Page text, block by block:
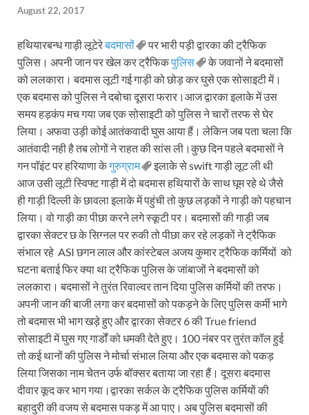
August 22, 2017
हथियारबन्ध गाड़ी लूटेरेबदमासों
पर भारी पड़ी द्वारका की ट्रैफिक
पुलिस। अपनी जान पर खेल कर ट्रैफिकपुलिस
के जवानों ने बदमासों
को ललकारा। बदमास लूटी गई गाड़ी को छोड़ कर घुसे एक सोसाइटी में।
एक बदमास को पुलिस ने दबोचा दूसरा फरार।आज द्वारका इलाके में उस
समय हड़कंप मच गया जब एक सोसाइटी को पुलिस ने चारों तरफ से घेर
लिया। अफवा उड़ी कोई आतंकवादी घुस आया हैं। लेकिन जब पता चला कि
आतंवादी नही है तब लोगों ने राहत की सांस ली।कुछ दिन पहले बदमासों ने
गन पॉइंट पर हरियाणा केगुरुग्राम
इलाके से swift गाड़ी लूट ली थी
आज उसी लूटी स्विफ्ट गाड़ी में दो बदमास हथियारों के साथ घूम रहे थे जैसे
ही गाड़ी दिल्ली के छावला इलाके में पहुंची तो कुछ लड़कों ने गाड़ी को पहचान
लिया। वो गाड़ी का पीछा करने लगे स्कूटी पर। बदमासों की गाड़ी जब
द्वारका सेक्टर छ के सिग्नल पर रुकी तो पीछा कर रहे लड़कों ने ट्रैफिक
संभाल रहे ASI छगन लाल और कांस्टेबल अजय कुमार ट्रैफिक कर्मियों को
घटना बताई फिर क्या था ट्रैफिक पुलिस के जांबाजों ने बदमासों को
ललकारा। बदमासों ने तुरंत रिवाल्वर तान दिया पुलिस कर्मियों की तरफ।
अपनी जान की बाजी लगा कर बदमासों को पकड़ने के लिए पुलिस कर्मी भागे
तो बदमास भी भाग खड़े हुए और द्वारका सेक्टर 6 की True friend
सोसाइटी में घुस गए गार्डों को धमकी देते हुए। 100 नंबर पर तुरंत कॉल हुई
तो कई थानों की पुलिस ने मोर्चा संभाल लिया और एक बदमास को पकड़
लिया जिसका नाम चेतन उर्फ बॉक्सर बताया जा रहा हैं। दूसरा बदमास
दीवार कूद कर भाग गया।द्वारका सर्कल के ट्रैफिक पुलिस कर्मियों की
बहादुरी की वजय से बदमास पकड़ में आ पाए। अब पुलिस बदमासों की